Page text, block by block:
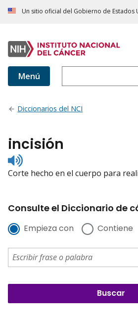
Un sitio oficial del Gobierno de Estados
Menú
Diccionarios del NCI
incisión
Listen
to
pronunciation
Corte hecho en el cuerpo para
Consulte el Diccionario de
Empieza con Contiene